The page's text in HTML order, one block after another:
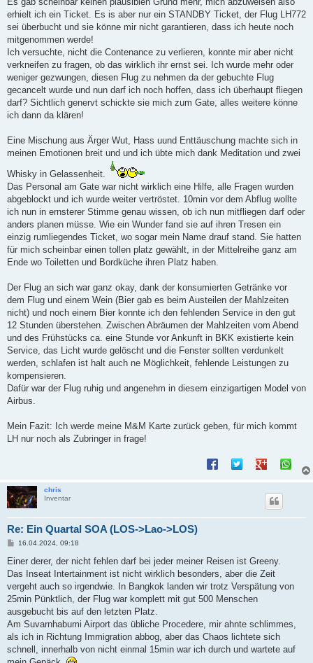
erhielt ich ein Ticket. Es is aber nur ein STANDBY Ticket, der Flug LH772
sei überbucht und sie könne mir nicht garantieren, dass ich heute noch
mitgenommen werde!
Ich versuchte, nicht die Contenance zu verlieren, konnte mir aber nicht
verkneifen zu fragen, ob das wirklich ihr ernst sei. Ich wurde mehr oder
weniger gezwungen, diesen Flug zu nehmen da der gebuchte Flug
gecancelt wurde und nun darf ich noch hoffen, dass ich überhaupt fliegen
darf? Sichtlich genervt schickte sie mich zum Gate, alles weitere könne
ich dann da klären!
Eine Mischung aus Ärger Wut, Hass uund Enttäuschung machte sich in
meinen Emotionen breit und und ich übte mich dank Meditation und zwei
Whisky in Gelassenheit.
Das Personal am Gate war nicht wirklich eine Hilfe, alle Fragen wurden
abgeblockt und ich wurde weiter vertröstet. 10min vor dem Abflug wollte
ich nun in ernsterer Stimme genau wissen, ob ich nun mitfliegen darf oder
anders planen müsse. Wie ein Wunder fand sie auf ihren Tresen ein
einzig rumliegendes Ticket, wo sogar mein Name drauf stand. Sie hatten
für mich scheinbar einen tollen platz gewählt, in der Mittelreihe ganz am
Ende wo Toiletten und Bordküche ihren Platz haben.
Der Flug an sich war ganz okay, dank der konsumierten Getränke vor
dem Flug und einem Wein (Bier gab es beim Austeilen der Mahlzeiten
nicht) und noch einem Bier konnte ich den fehlenden Service in den gut
12 Stunden überstehen. Zwischen Abräumen der Mahlzeiten vom Abend
und des Frühstücks ca. eine Stunde vor Ankunft in BKK existierte kein
Service, das Licht wurde gelöscht und die Fenster sollten verdunkelt
werden, schlafen ist halt auch ne Möglichkeit, fehlende Leistungen zu
kompensieren.
Dafür war der Flug ruhig und angenehm in diesem einzigartigen Model von
Airbus.
Mein Fazit: Ich werde meine M&M Karte zurück geben, für mich kommt
LH nur noch als Zubringer in frage!
chris
Inventar
Re: Ein Quartal SOA (LOS->Lao->LOS)
B
i
r
a
16.04.2024, 09:18
Einer derer, der nicht fehlen darf bei jeder meiner Reisen ist Greeny.
Das Inseat Intertainment ist nicht wirklich besonders, aber die Zeit
vergeht auch so irgendwie. In Bangkok landen wir trotz Verspätung von
25min Pünktlich, der Flug war komplett mit gut 500 Menschen
ausgebucht bis auf den letzten Platz.
Am Suvarnhabumi Airport das übliche Procedere, mir ahnte schlimmes,
als ich in Richtung Immigration abbog, aber das Chaos lichtete sich
schnell, innerhalb von nicht einmal 15min war ich durch und wartete auf